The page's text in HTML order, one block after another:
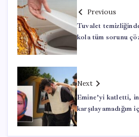
Previous
Tuvalet
kola tüm sorunu
Next
Emine’yi katletti,
karşılayamadığım